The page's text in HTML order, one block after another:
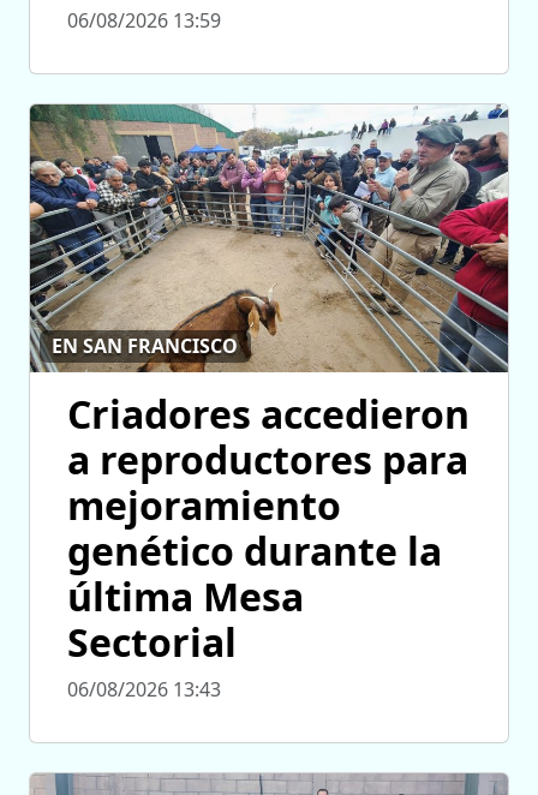
06/08/2026 13:59
EN SAN FRANCISCO
Criadores accedieron
a reproductores para
mejoramiento
genético durante la
última Mesa
Sectorial
06/08/2026 13:43